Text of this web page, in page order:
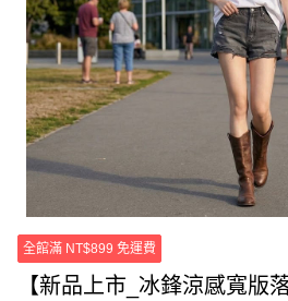
全館滿 NT$899 免運費
【新品上市_冰鋒涼感寬版